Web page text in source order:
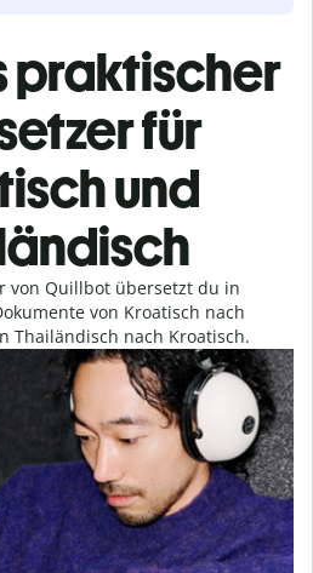
praktischer
für
und
von Quillbot übersetzt du in
von Kroatisch nach
Thailändisch nach Kroatisch.